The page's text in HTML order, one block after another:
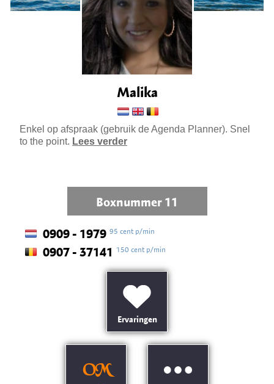
Malika
Enkel op afspraak (gebruik de Agenda Planner). Snel
to the point. Lees verder
Boxnummer 11
0909 - 1979 95 cent p/min
0907 - 37141 150 cent p/min
Ervaringen
OM